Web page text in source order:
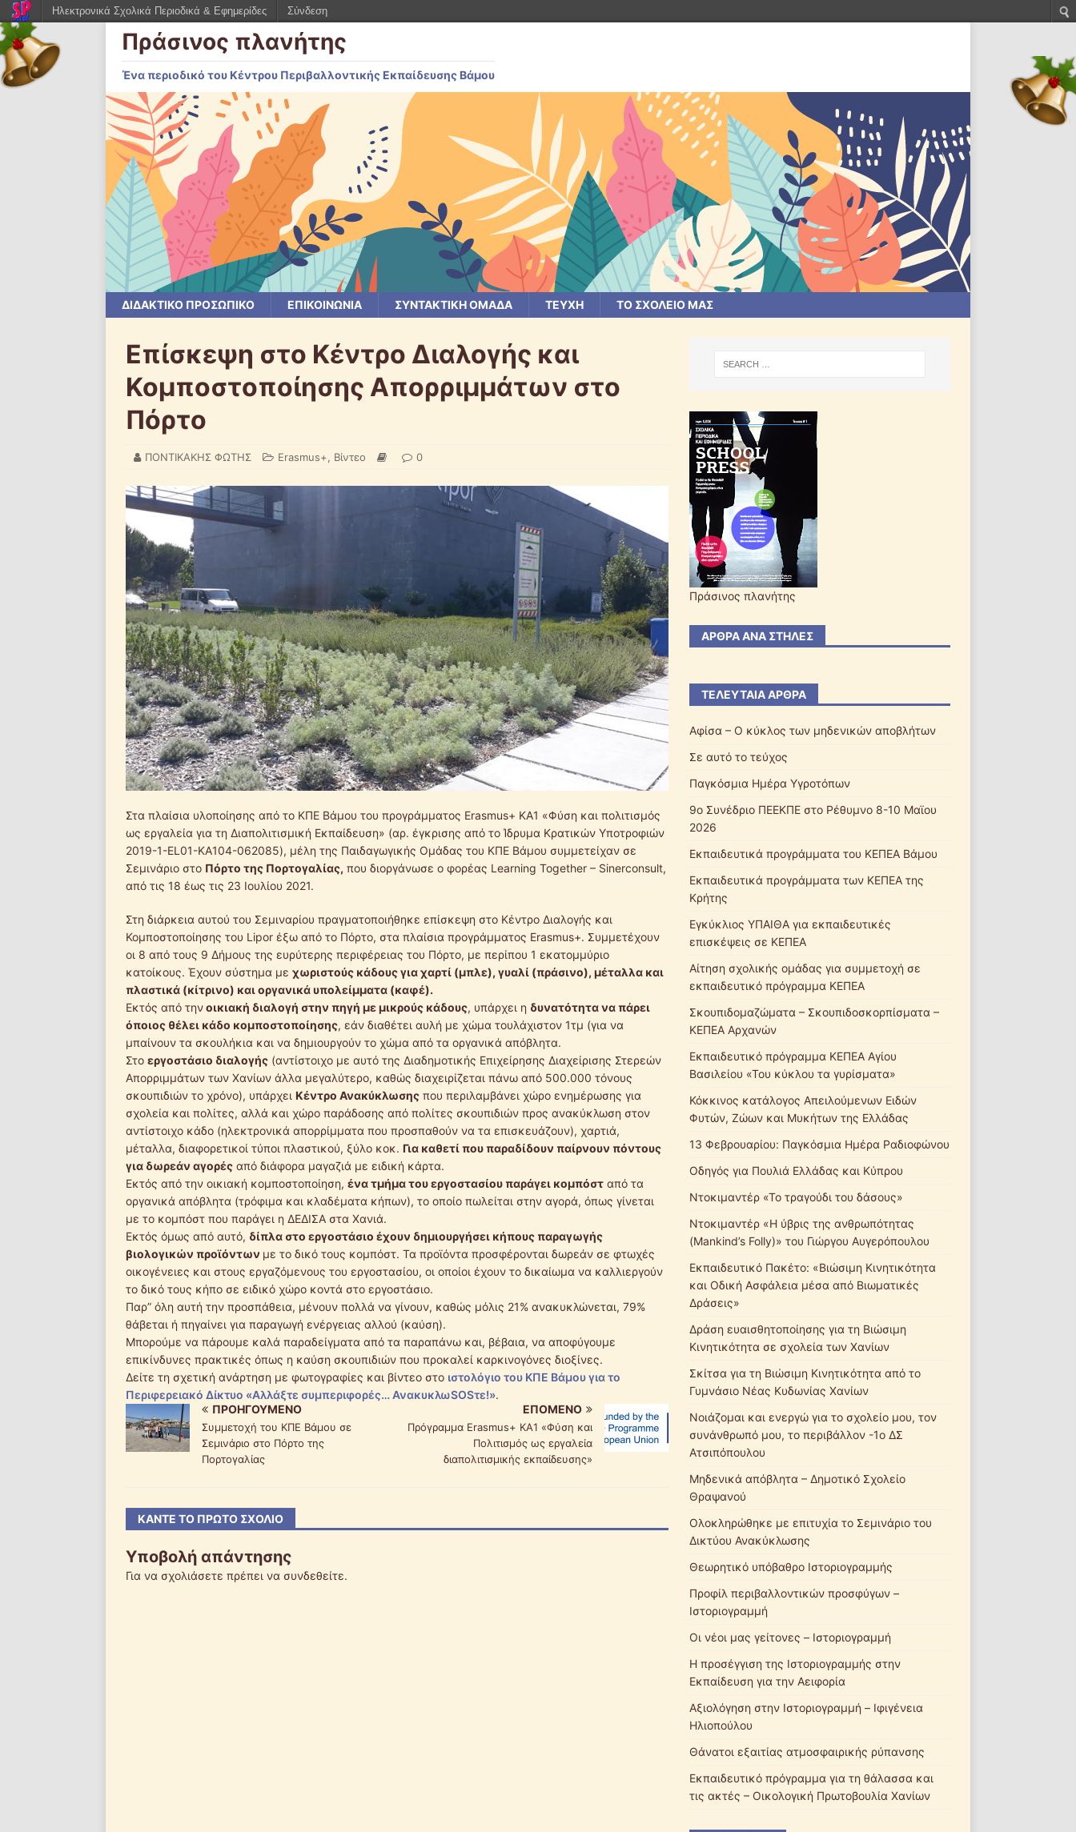
Πράσινος πλανήτης
Ένα περιοδικό του Κέντρου Περιβαλλοντικής Εκπαίδευσης Βάμου
ΔΙΔΑΚΤΙΚΟ ΠΡΟΣΩΠΙΚΟ ΕΠΙΚΟΙΝΩΝΙΑ ΣΥΝΤΑΚΤΙΚΗ ΟΜΑΔΑ ΤΕΥΧΗ ΤΟ ΣΧΟΛΕΙΟ ΜΑΣ
Επίσκεψη στο Κέντρο Διαλογής και
Κομποστοποίησης Απορριμμάτων στο
Πόρτο
ΠΟΝΤΙΚΑΚΗΣ ΦΩΤΗΣ Erasmus+, Βίντεο 0
Στα πλαίσια υλοποίησης από το ΚΠΕ Βάμου του προγράμματος Erasmus+ KA1 «Φύση και πολιτισμός
ως εργαλεία για τη Διαπολιτισμική Εκπαίδευση» (αρ. έγκρισης από το Ίδρυμα Κρατικών Υποτροφιών
2019-1-EL01-KA104-062085), μέλη της Παιδαγωγικής Ομάδας του ΚΠΕ Βάμου συμμετείχαν σε
Σεμινάριο στο Πόρτο της Πορτογαλίας, που διοργάνωσε ο φορέας Learning Together – Sinerconsult,
από τις 18 έως τις 23 Ιουλίου 2021.
Στη διάρκεια αυτού του Σεμιναρίου πραγματοποιήθηκε επίσκεψη στο Κέντρο Διαλογής και
Κομποστοποίησης του Lipor έξω από το Πόρτο, στα πλαίσια προγράμματος Erasmus+. Συμμετέχουν
οι 8 από τους 9 Δήμους της ευρύτερης περιφέρειας του Πόρτο, με περίπου 1 εκατομμύριο
κατοίκους. Έχουν σύστημα με χωριστούς κάδους για χαρτί (μπλε), γυαλί (πράσινο), μέταλλα και
πλαστικά (κίτρινο) και οργανικά υπολείμματα (καφέ).
Εκτός από τηνοικιακή διαλογή στην πηγή με μικρούς κάδους, υπάρχει η δυνατότητα να πάρει
όποιος θέλει κάδο κομποστοποίησης, εάν διαθέτει αυλή με χώμα τουλάχιστον 1τμ (για να
μπαίνουν τα σκουλήκια και να δημιουργούν το χώμα από τα οργανικά απόβλητα.
Στο εργοστάσιο διαλογής (αντίστοιχο με αυτό της Διαδημοτικής Επιχείρησης Διαχείρισης Στερεών
Απορριμμάτων των Χανίων άλλα μεγαλύτερο, καθώς διαχειρίζεται πάνω από 500.000 τόνους
σκουπιδιών το χρόνο), υπάρχει Κέντρο Ανακύκλωσης που περιλαμβάνει χώρο ενημέρωσης για
σχολεία και πολίτες, αλλά και χώρο παράδοσης από πολίτες σκουπιδιών προς ανακύκλωση στον
αντίστοιχο κάδο (ηλεκτρονικά απορρίμματα που προσπαθούν να τα επισκευάζουν), χαρτιά,
μέταλλα, διαφορετικοί τύποι πλαστικού, ξύλο κοκ. Για καθετί που παραδίδουν παίρνουν πόντους
για δωρεάν αγορές από διάφορα μαγαζιά με ειδική κάρτα.
Εκτός από την οικιακή κομποστοποίηση, ένα τμήμα του εργοστασίου παράγει κομπόστ από τα
οργανικά απόβλητα (τρόφιμα και κλαδέματα κήπων), το οποίο πωλείται στην αγορά, όπως γίνεται
με το κομπόστ που παράγει η ΔΕΔΙΣΑ στα Χανιά.
Εκτός όμως από αυτό, δίπλα στο εργοστάσιο έχουν δημιουργήσει κήπους παραγωγής
βιολογικών προϊόντων με το δικό τους κομπόστ. Τα προϊόντα προσφέρονται δωρεάν σε φτωχές
οικογένειες και στους εργαζόμενους του εργοστασίου, οι οποίοι έχουν το δικαίωμα να καλλιεργούν
το δικό τους κήπο σε ειδικό χώρο κοντά στο εργοστάσιο.
Παρ” όλη αυτή την προσπάθεια, μένουν πολλά να γίνουν, καθώς μόλις 21% ανακυκλώνεται, 79%
θάβεται ή πηγαίνει για παραγωγή ενέργειας αλλού (καύση).
Μπορούμε να πάρουμε καλά παραδείγματα από τα παραπάνω και, βέβαια, να αποφύγουμε
επικίνδυνες πρακτικές όπως η καύση σκουπιδιών που προκαλεί καρκινογόνες διοξίνες.
Δείτε τη σχετική ανάρτηση με φωτογραφίες και βίντεο στο ιστολόγιο του ΚΠΕ Βάμου για το
Περιφερειακό Δίκτυο «Αλλάξτε συμπεριφορές… ΑνακυκλωSOSτε!».
ΠΡΟΗΓΟΎΜΕΝΟ
Συμμετοχή του ΚΠΕ Βάμου σε
Σεμινάριο στο Πόρτο της
Πορτογαλίας
ΕΠΌΜΕΝΟ
Πρόγραμμα Erasmus+ ΚΑ1 «Φύση και
Πολιτισμός ως εργαλεία
διαπολιτισμικής εκπαίδευσης»
ΚΆΝΤΕ ΤΟ ΠΡΏΤΟ ΣΧΌΛΙΟ
Υποβολή απάντησης
Για να σχολιάσετε πρέπει να συνδεθείτε.
Πράσινος πλανήτης
ΆΡΘΡΑ ΑΝΆ ΣΤΉΛΕΣ
ΤΕΛΕΥΤΑΊΑ ΆΡΘΡΑ
Αφίσα – Ο κύκλος των μηδενικών αποβλήτων
Σε αυτό το τεύχος
Παγκόσμια Ημέρα Υγροτόπων
9ο Συνέδριο ΠΕΕΚΠΕ στο Ρέθυμνο 8-10 Μαϊου
2026
Εκπαιδευτικά προγράμματα του ΚΕΠΕΑ Βάμου
Εκπαιδευτικά προγράμματα των ΚΕΠΕΑ της
Κρήτης
Εγκύκλιος ΥΠΑΙΘΑ για εκπαιδευτικές
επισκέψεις σε ΚΕΠΕΑ
Αίτηση σχολικής ομάδας για συμμετοχή σε
εκπαιδευτικό πρόγραμμα ΚΕΠΕΑ
Σκουπιδομαζώματα – Σκουπιδοσκορπίσματα –
ΚΕΠΕΑ Αρχανών
Εκπαιδευτικό πρόγραμμα ΚΕΠΕΑ Αγίου
Βασιλείου «Του κύκλου τα γυρίσματα»
Κόκκινος κατάλογος Απειλούμενων Ειδών
Φυτών, Ζώων και Μυκήτων της Ελλάδας
13 Φεβρουαρίου: Παγκόσμια Ημέρα Ραδιοφώνου
Οδηγός για Πουλιά Ελλάδας και Κύπρου
Ντοκιμαντέρ «Το τραγούδι του δάσους»
Ντοκιμαντέρ «Η ύβρις της ανθρωπότητας
(Mankind’s Folly)» του Γιώργου Αυγερόπουλου
Εκπαιδευτικό Πακέτο: «Βιώσιμη Κινητικότητα
και Οδική Ασφάλεια μέσα από Βιωματικές
Δράσεις»
Δράση ευαισθητοποίησης για τη Βιώσιμη
Κινητικότητα σε σχολεία των Χανίων
Σκίτσα για τη Βιώσιμη Κινητικότητα από το
Γυμνάσιο Νέας Κυδωνίας Χανίων
Νοιάζομαι και ενεργώ για το σχολείο μου, τον
συνάνθρωπό μου, το περιβάλλον -1ο ΔΣ
Ατσιπόπουλου
Μηδενικά απόβλητα – Δημοτικό Σχολείο
Θραψανού
Ολοκληρώθηκε με επιτυχία το Σεμινάριο του
Δικτύου Ανακύκλωσης
Θεωρητικό υπόβαθρο Ιστοριογραμμής
Προφίλ περιβαλλοντικών προσφύγων –
Ιστοριογραμμή
Οι νέοι μας γείτονες – Ιστοριογραμμή
Η προσέγγιση της Ιστοριογραμμής στην
Εκπαίδευση για την Αειφορία
Αξιολόγηση στην Ιστοριογραμμή – Ιφιγένεια
Ηλιοπούλου
Θάνατοι εξαιτίας ατμοσφαιρικής ρύπανσης
Εκπαιδευτικό πρόγραμμα για τη θάλασσα και
τις ακτές – Οικολογική Πρωτοβουλία Χανίων
Ηλεκτρονικά Σχολικά Περιοδικά & Εφημερίδες Σύνδεση